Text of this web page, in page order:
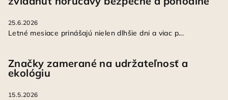
25.6.2026
Letné mesiace prinášajú nielen dlhšie dni a viac p...
Značky zamerané na udržateľnosť a
ekológiu
15.5.2026